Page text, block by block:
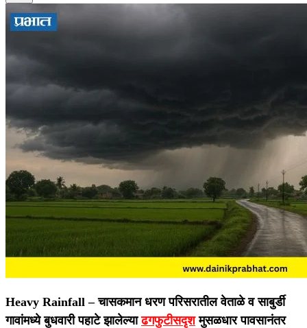
Heavy Rainfall –चासकमान धरण परिसरातील वेताळे व साबुर्डी
गावांमध्ये बुधवारी पहाटे झालेल्याढगफुटीसदृशमुसळधार पावसानंतर